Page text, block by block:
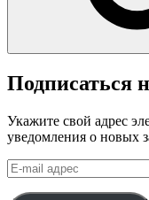
Подписаться
Укажите свой адрес
уведомления о новых
E-
mail